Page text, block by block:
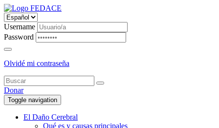
Username
Password
Olvidé mi contraseña
Donar
Toggle navigation
El Daño Cerebral
Qué es y causas principales